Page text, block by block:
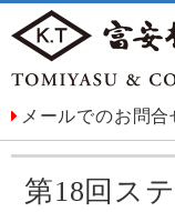
メールでのお問合
第18回ス